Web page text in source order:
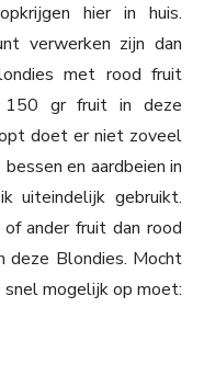
hier in huis.
verwerken zijn dan
met rood fruit
150 gr fruit in deze
doet er niet zoveel
en aardbeien in
uiteindelijk gebruikt.
ander fruit dan rood
deze Blondies. Mocht
mogelijk op moet: